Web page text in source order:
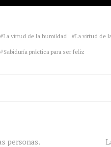
La virtud de la humildad La virtud de
Sabiduría práctica para ser feliz
personas.